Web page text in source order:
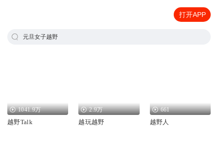
打开APP
元旦女子越野
1041.9万
越野Talk
2.9万
越玩越野
661
越野人